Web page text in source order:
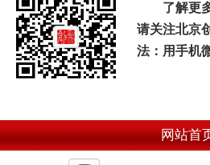
了解更
请关注北京
法：用手机
网站首